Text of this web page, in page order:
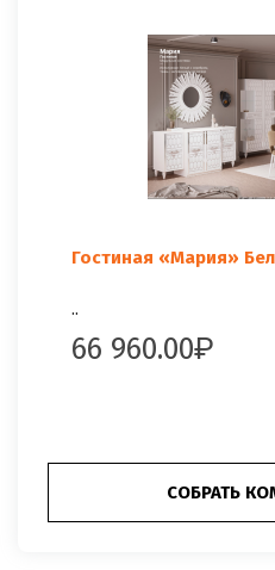
Гостиная «Мария»
..
66 960.00
СОБРАТЬ